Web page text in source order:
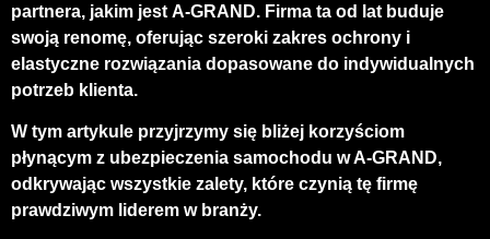
partnera, jakim jest A-GRAND. Firma ta od lat buduje
swoją renomę, oferując szeroki zakres ochrony i
elastyczne rozwiązania dopasowane do indywidualnych
potrzeb klienta.
W tym artykule przyjrzymy się bliżej korzyściom
płynącym z ubezpieczenia samochodu w A-GRAND,
odkrywając wszystkie zalety, które czynią tę firmę
prawdziwym liderem w branży.